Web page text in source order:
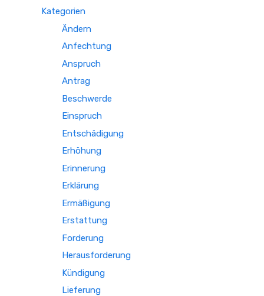
Kategorien
Ändern
Anfechtung
Anspruch
Antrag
Beschwerde
Einspruch
Entschädigung
Erhöhung
Erinnerung
Erklärung
Ermäßigung
Erstattung
Forderung
Herausforderung
Kündigung
Lieferung